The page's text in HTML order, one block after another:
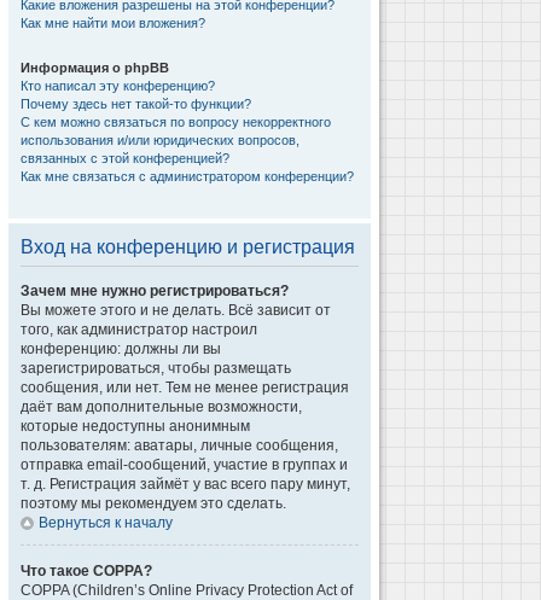
Какие вложения разрешены на этой конференции?
Как мне найти мои вложения?
Информация о phpBB
Кто написал эту конференцию?
Почему здесь нет такой-то функции?
С кем можно связаться по вопросу некорректного
использования и/или юридических вопросов,
связанных с этой конференцией?
Как мне связаться с администратором конференции?
Вход на конференцию и регистрация
Зачем мне нужно регистрироваться?
Вы можете этого и не делать. Всё зависит от
того, как администратор настроил
конференцию: должны ли вы
зарегистрироваться, чтобы размещать
сообщения, или нет. Тем не менее регистрация
даёт вам дополнительные возможности,
которые недоступны анонимным
пользователям: аватары, личные сообщения,
отправка email-сообщений, участие в группах и
т. д. Регистрация займёт у вас всего пару минут,
поэтому мы рекомендуем это сделать.
Вернуться к началу
Что такое COPPA?
COPPA (Children’s Online Privacy Protection Act of